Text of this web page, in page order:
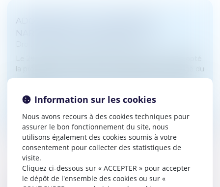
ADOPTION DE LA LOI CONTRE LE
NARCOTRAFIC : LES POINTS CLÉS
Le 29 avril 2025, le Parlement a définitivement adopté
la proposition de loi visant à sortir la France du piège du
narcotrafic. Le point sur quatre dispositions majeures
RECHERCHE DE PATERNITÉ : POURQUOI LA
Information sur les cookies
Nous avons recours à des cookies techniques pour
assurer le bon fonctionnement du site, nous
utilisons également des cookies soumis à votre
consentement pour collecter des statistiques de
visite.
Cliquez ci-dessous sur « ACCEPTER » pour accepter
le dépôt de l'ensemble des cookies ou sur «